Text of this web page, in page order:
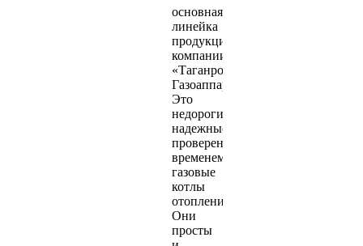
основная
линейка
продукции
компании
«Таганрог
Газоаппарат».
Это
недорогие,
надежные,
проверенные
временем
газовые
котлы
отопления.
Они
просты